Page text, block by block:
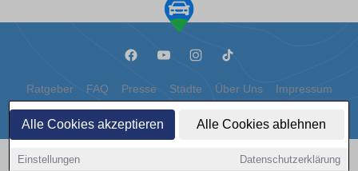
Alle Cookies akzeptieren Alle Cookies ablehnen
Einstellungen Datenschutzerklärung
Ratgeber FAQ Presse Städte Über Uns Impressum
Datenschutz Cookies
Copyright © 2000 - 2026 | 1A Infosysteme GmbH | Content by: 1a-sites-autos